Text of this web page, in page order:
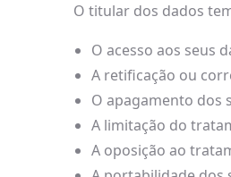
O titular dos dados
O acesso aos seus
A retificação ou
O apagamento dos
A limitação do
A oposição ao